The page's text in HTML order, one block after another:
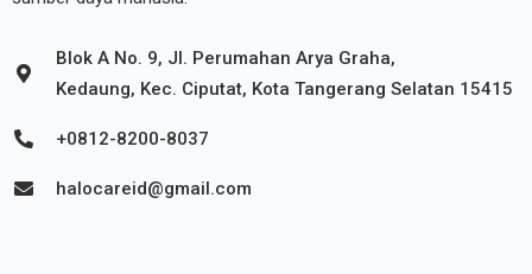
Blok A No. 9, Jl. Perumahan Arya Graha,
Kedaung, Kec. Ciputat, Kota Tangerang Selatan 15415
+0812-8200-8037
halocareid@gmail.com